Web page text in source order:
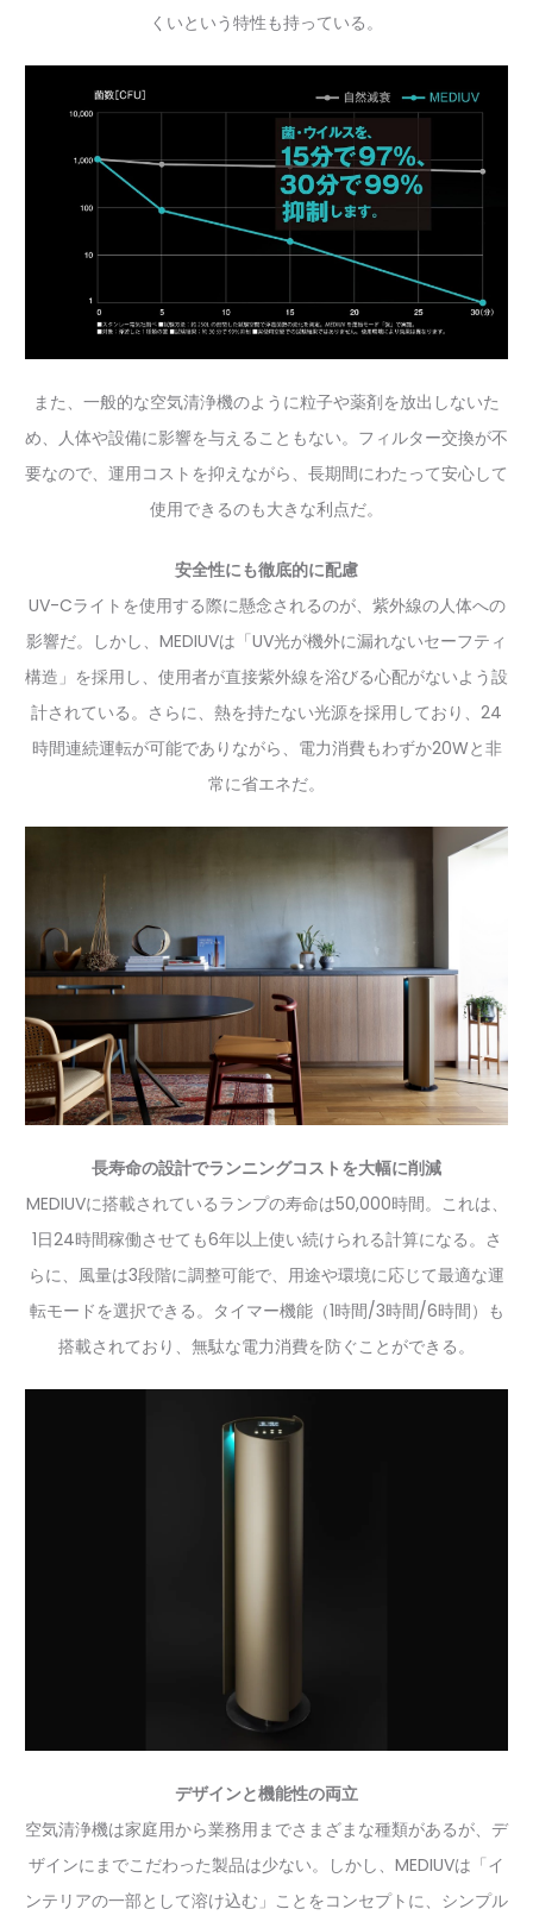
くいという特性も持っている。
また、一般的な空気清浄機のように粒子や薬剤を放出しないた
め、人体や設備に影響を与えることもない。フィルター交換が不
要なので、運用コストを抑えながら、長期間にわたって安心して
使用できるのも大きな利点だ。
安全性にも徹底的に配慮
UV-Cライトを使用する際に懸念されるのが、紫外線の人体への
影響だ。しかし、MEDIUVは「UV光が機外に漏れないセーフティ
構造」を採用し、使用者が直接紫外線を浴びる心配がないよう設
計されている。さらに、熱を持たない光源を採用しており、24
時間連続運転が可能でありながら、電力消費もわずか20Wと非
常に省エネだ。
長寿命の設計でランニングコストを大幅に削減
MEDIUVに搭載されているランプの寿命は50,000時間。これは、
1日24時間稼働させても6年以上使い続けられる計算になる。さ
らに、風量は3段階に調整可能で、用途や環境に応じて最適な運
転モードを選択できる。タイマー機能（1時間/3時間/6時間）も
搭載されており、無駄な電力消費を防ぐことができる。
デザインと機能性の両立
空気清浄機は家庭用から業務用までさまざまな種類があるが、デ
ザインにまでこだわった製品は少ない。しかし、MEDIUVは「イ
ンテリアの一部として溶け込む」ことをコンセプトに、シンプル